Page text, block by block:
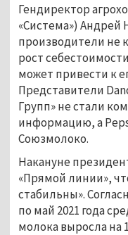
Гендиректор
«Система») Андрей
производители не
рост
может привести к
Представители
Групп» не стали
информацию, а
Союзмолоко.
Накануне
«Прямой линии»,
стабильны».
по май 2021 года
молока выросла на